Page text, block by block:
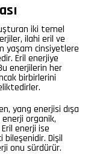
iki temel
ilahi eril ve
yaşam cinsiyetlere
Eril enerjiye
enerjilerin her
birbirlerini
yang enerjisi dışa
organik,
enerji ise
bileşenidir. Dişil
onu sürdürür.